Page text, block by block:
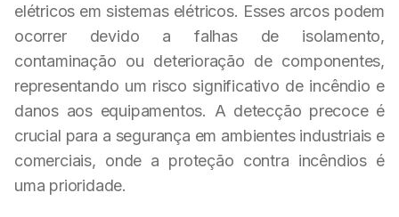
elétricos em sistemas elétricos. Esses arcos podem
ocorrer devido a falhas de isolamento,
contaminação ou deterioração de componentes,
representando um risco significativo de incêndio e
danos aos equipamentos. A detecção precoce é
crucial para a segurança em ambientes industriais e
comerciais, onde a proteção contra incêndios é
uma prioridade.